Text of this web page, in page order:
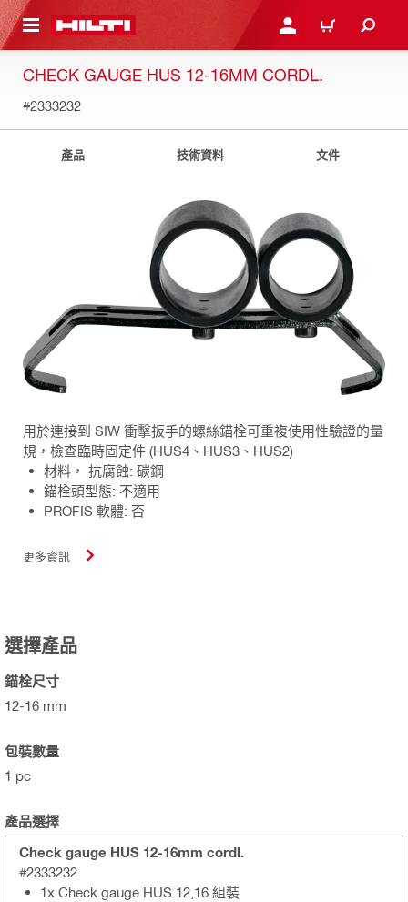
主要內容 登入或註冊購物車
CHECK GAUGE HUS 12-16MM CORDL.
#2333232
產品 技術資料 文件
用於連接到 SIW 衝擊扳手的螺絲錨栓可重複使用性驗證的量
規，檢查臨時固定件 (HUS4、HUS3、HUS2)
材料， 抗腐蝕: 碳鋼
錨栓頭型態: 不適用
PROFIS 軟體: 否
更多資訊
選擇產品
錨栓尺寸
12-16 mm
包裝數量
1 pc
產品選擇
Check gauge HUS 12-16mm cordl.
#2333232
1x Check gauge HUS 12,16 組裝